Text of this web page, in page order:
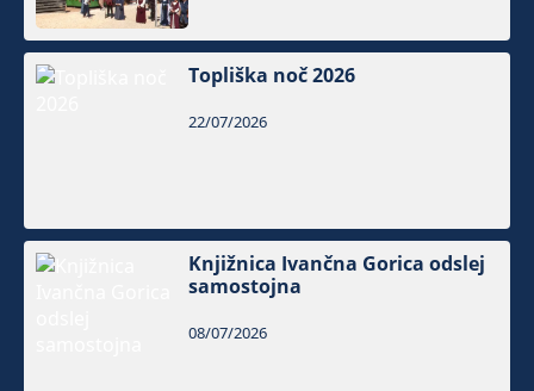
Topliška noč 2026
22/07/2026
Knjižnica Ivančna Gorica odslej
samostojna
08/07/2026